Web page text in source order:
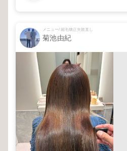
メニュー/ 縮毛矯正失敗直し
菊池由紀